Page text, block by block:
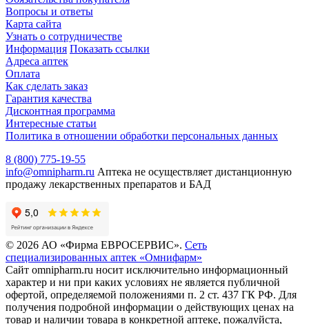
Вопросы и ответы
Карта сайта
Узнать о сотрудничестве
Информация Показать ссылки
Адреса аптек
Оплата
Как сделать заказ
Гарантия качества
Дисконтная программа
Интересные статьи
Политика в отношении обработки персональных данных
8 (800) 775-19-55
info@omnipharm.ru Аптека не осуществляет дистанционную
продажу лекарственных препаратов и БАД
© 2026 АО «Фирма ЕВРОСЕРВИС». Сеть
специализированных аптек «Омнифарм»
Сайт omnipharm.ru носит исключительно информационный
характер и ни при каких условиях не является публичной
офертой, определяемой положениями п. 2 ст. 437 ГК РФ. Для
получения подробной информации о действующих ценах на
товар и наличии товара в конкретной аптеке, пожалуйста,